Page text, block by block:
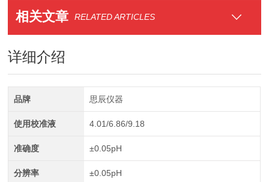
相关文章 RELATED ARTICLES
详细介绍
品牌 思辰仪器
使用校准液 4.01/6.86/9.18
准确度 ±0.05pH
分辨率 ±0.05pH